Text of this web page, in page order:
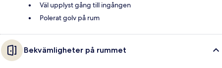
Väl upplyst gång till ingången
Polerat golv på rum
Bekvämligheter på rummet